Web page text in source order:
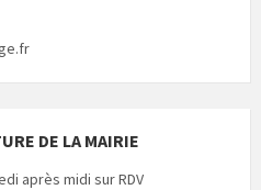
DE LA MAIRIE
après midi sur RDV